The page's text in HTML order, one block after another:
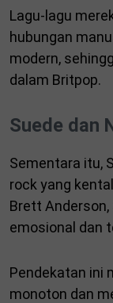
Lagu-lagu
hubungan
modern,
dalam Britpop.
Suede dan
Sementara itu,
rock yang
Brett
emosional dan
Pendekatan ini
monoton dan